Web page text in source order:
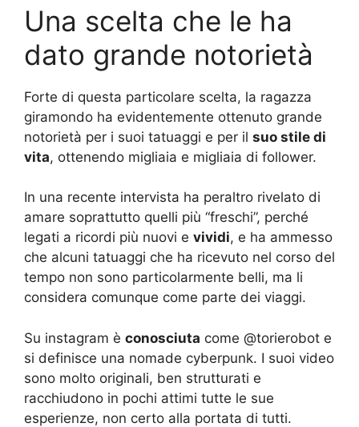
Una scelta che le ha
dato grande notorietà
Forte di questa particolare scelta, la ragazza
giramondo ha evidentemente ottenuto grande
notorietà per i suoi tatuaggi e per il suo stile di
vita, ottenendo migliaia e migliaia di follower.
In una recente intervista ha peraltro rivelato di
amare soprattutto quelli più “freschi”, perché
legati a ricordi più nuovi e vividi, e ha ammesso
che alcuni tatuaggi che ha ricevuto nel corso del
tempo non sono particolarmente belli, ma li
considera comunque come parte dei viaggi.
Su instagram è conosciuta come @torierobot e
si definisce una nomade cyberpunk. I suoi video
sono molto originali, ben strutturati e
racchiudono in pochi attimi tutte le sue
esperienze, non certo alla portata di tutti.